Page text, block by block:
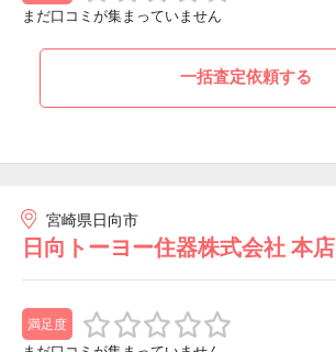
まだ口コミが集まっていません
一括査定依頼する
宮崎県日向市
日向トーヨー住器株式会社 本店
満足度